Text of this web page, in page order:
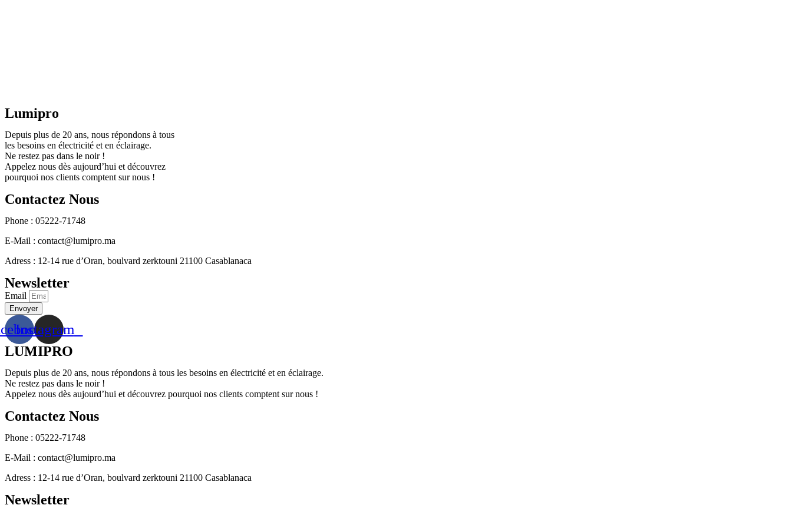
Lumipro
Depuis plus de 20 ans, nous répondons à tous
les besoins en électricité et en éclairage.
Ne restez pas dans le noir !
Appelez nous dès aujourd’hui et découvrez
pourquoi nos clients comptent sur nous !
Contactez Nous
Phone : 05222-71748
E-Mail : contact@lumipro.ma
Adress : 12-14 rue d’Oran, boulvard zerktouni 21100 Casablanaca
Newsletter
Email
Envoyer
Instagram
LUMIPRO
Depuis plus de 20 ans, nous répondons à tous les besoins en électricité et en éclairage.
Ne restez pas dans le noir !
Appelez nous dès aujourd’hui et découvrez pourquoi nos clients comptent sur nous !
Contactez Nous
Phone : 05222-71748
E-Mail : contact@lumipro.ma
Adress : 12-14 rue d’Oran, boulvard zerktouni 21100 Casablanaca
Newsletter